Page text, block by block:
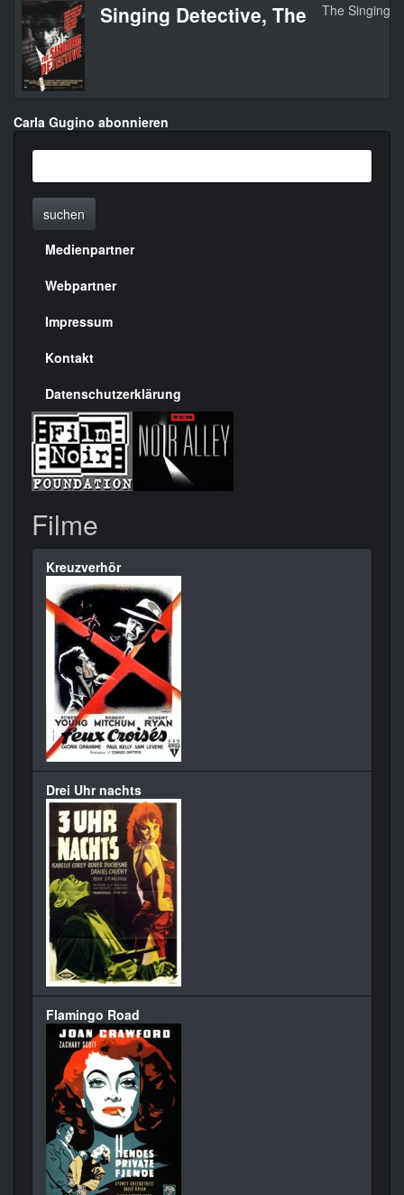
Singing Detective, The The Singing
Carla Gugino abonnieren
suchen
Menülinks
rechte
Seite
Medienpartner
Webpartner
Impressum
Kontakt
Datenschutzerklärung
Filme
Kreuzverhör
Drei Uhr nachts
Flamingo Road